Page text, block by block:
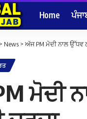
Home
> News > ਅੱਜ PM ਮੋਦੀ ਨਾਲ ਉੱਧਵ
ਮੋਦੀ